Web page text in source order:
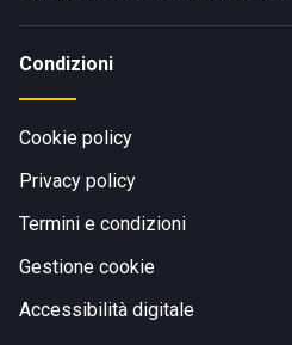
Condizioni
Cookie policy
Privacy policy
Termini e condizioni
Gestione cookie
Accessibilità digitale